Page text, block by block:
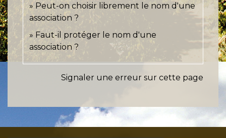
Peut-on choisir librement le nom d'une
association ?
Faut-il protéger le nom d'une
association ?
Signaler une erreur sur cette page